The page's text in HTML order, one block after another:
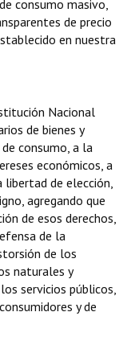
consumo masivo,
de precio
en nuestra
Nacional
de bienes y
consumo, a la
económicos, a
libertad de elección,
agregando que
de esos derechos,
de la
de los
naturales y
servicios públicos,
y de